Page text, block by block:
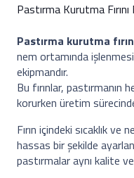
Pastırma Kurutma Fırını
Pastırma kurutma
nem ortamında
ekipmandır.
Bu fırınlar, pastırmanın
korurken üretim
Fırın içindeki sıcaklık
hassas bir şekilde
pastırmalar aynı kalite